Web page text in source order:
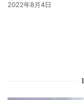
2022年8月4日